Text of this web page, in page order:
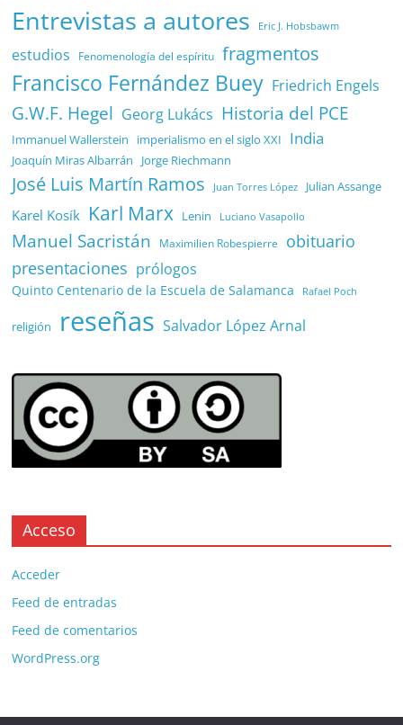
Entrevistas a autores Eric J. Hobsbawm
estudios Fenomenología del espíritu fragmentos
Francisco Fernández Buey Friedrich Engels
G.W.F. Hegel Georg Lukács Historia del PCE
Immanuel Wallerstein imperialismo en el siglo XXI India
Joaquín Miras Albarrán Jorge Riechmann
José Luis Martín Ramos Juan Torres López Julian Assange
Karel Kosík Karl Marx Lenin Luciano Vasapollo
Manuel Sacristán Maximilien Robespierre
obituario
presentaciones prólogos
Quinto Centenario de la Escuela de Salamanca Rafael Poch
religión reseñas Salvador López Arnal
Acceso
Acceder
Feed de entradas
Feed de comentarios
WordPress.org